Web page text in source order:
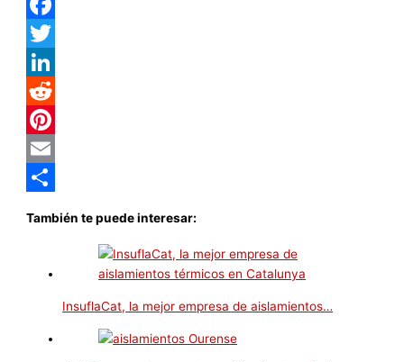
WhatsApp
Facebook
Twitter
LinkedIn
Reddit
Pinterest
Email
También te puede interesar:
InsuflaCat, la mejor empresa de aislamientos…